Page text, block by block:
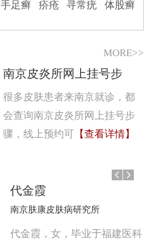
手足癣 疥疮 寻常疣 体股癣
MORE>>
南京皮炎所网上挂号步
很多皮肤患者来南京就诊，都
会查询南京皮炎所网上挂号步
骤，线上预约可 【查看详情】
代金霞
南京肤康皮肤病研究所
代金霞，女，毕业于福建医科